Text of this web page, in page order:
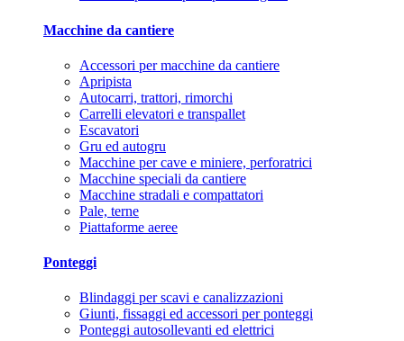
Macchine da cantiere
Accessori per macchine da cantiere
Apripista
Autocarri, trattori, rimorchi
Carrelli elevatori e transpallet
Escavatori
Gru ed autogru
Macchine per cave e miniere, perforatrici
Macchine speciali da cantiere
Macchine stradali e compattatori
Pale, terne
Piattaforme aeree
Ponteggi
Blindaggi per scavi e canalizzazioni
Giunti, fissaggi ed accessori per ponteggi
Ponteggi autosollevanti ed elettrici